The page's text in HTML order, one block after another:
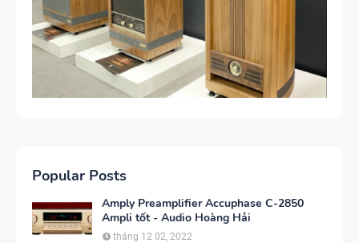
Popular Posts
Amply Preamplifier Accuphase C-2850
Ampli tốt - Audio Hoàng Hải
tháng 12 02, 2022